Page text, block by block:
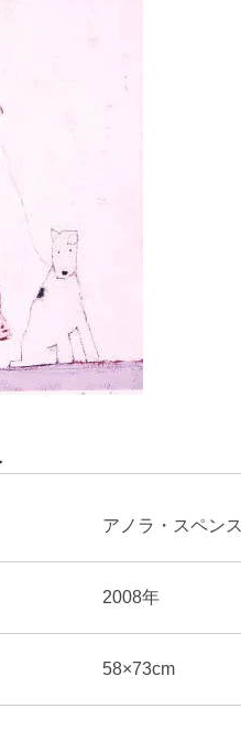
アノラ・スペンス
2008年
58×73cm